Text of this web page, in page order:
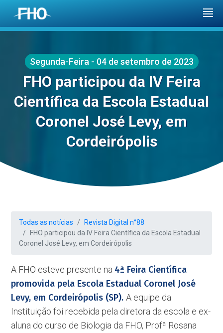
Segunda-Feira - 04 de setembro de 2023
FHO participou da IV Feira
Científica da Escola Estadual
Coronel José Levy, em
Cordeirópolis
Todas as notícias
Revista Digital n°88
FHO participou da IV Feira Científica da Escola Estadual
Coronel José Levy, em Cordeirópolis
A FHO esteve presente na 4ª Feira Científica
promovida pela Escola Estadual Coronel José
Levy, em Cordeirópolis (SP).A equipe da
Instituição foi recebida pela diretora da escola e ex-
aluna do curso de Biologia da FHO, Profª Rosana